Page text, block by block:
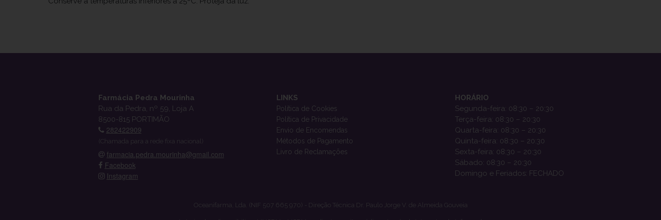
Farmácia Pedra Mourinha
Rua da Pedra, nº 59, Loja A
8500-815 PORTIMÃO
282422909
(Chamada para a rede fixa nacional)
farmacia.pedra.mourinha@gmail.com
Facebook
Instagram
LINKS
Política de Cookies
Política de Privacidade
Envio de Encomendas
Métodos de Pagamento
Livro de Reclamações
HORÁRIO
Segunda-feira: 08:30 – 20:30
Terça-feira: 08:30 – 20:30
Quarta-feira: 08:30 – 20:30
Quinta-feira: 08:30 – 20:30
Sexta-feira: 08:30 – 20:30
Sábado: 08:30 – 20:30
Domingo e Feriados: FECHADO
Oceanifarma, Lda. (NIF 507 665 970) - Direção Técnica Dr. Paulo Jorge V. de Almeida Gouveia